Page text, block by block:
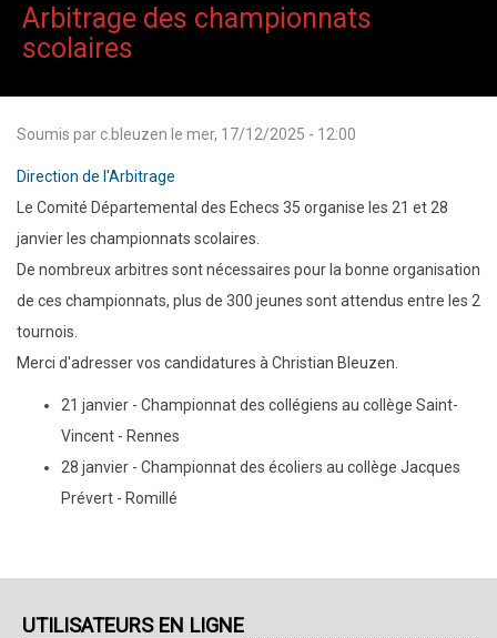
Arbitrage des championnats
scolaires
Soumis par c.bleuzen le mer, 17/12/2025 - 12:00
Direction de l'Arbitrage
Le Comité Départemental des Echecs 35 organise les 21 et 28
janvier les championnats scolaires.
De nombreux arbitres sont nécessaires pour la bonne organisation
de ces championnats, plus de 300 jeunes sont attendus entre les 2
tournois.
Merci d'adresser vos candidatures à Christian Bleuzen.
21 janvier - Championnat des collégiens au collège Saint-
Vincent - Rennes
28 janvier - Championnat des écoliers au collège Jacques
Prévert - Romillé
UTILISATEURS EN LIGNE